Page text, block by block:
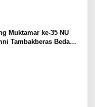
Muktamar ke-35 NU
Tambakberas Bedah